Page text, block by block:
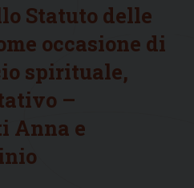
Statuto delle
occasione di
spirituale,
–
Anna e